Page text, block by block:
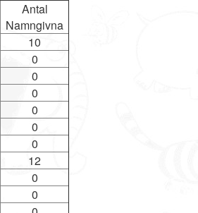
Antal
Namngivna
10
0
0
0
0
0
0
12
0
0